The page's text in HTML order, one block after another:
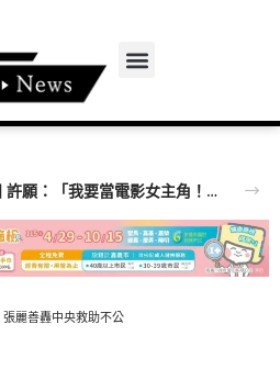
OH YA DJ 木木迎接26歲生日 許願：「我要當電影女主角！」
麗善轟中央救助不公